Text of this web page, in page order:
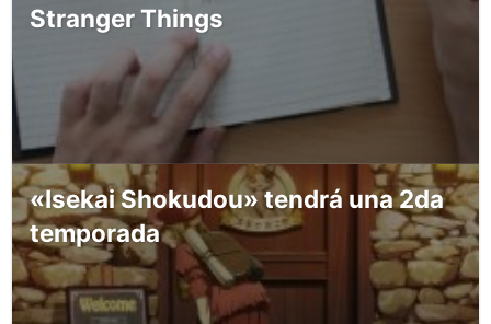
Stranger Things
«Isekai Shokudou» tendrá una 2da
temporada